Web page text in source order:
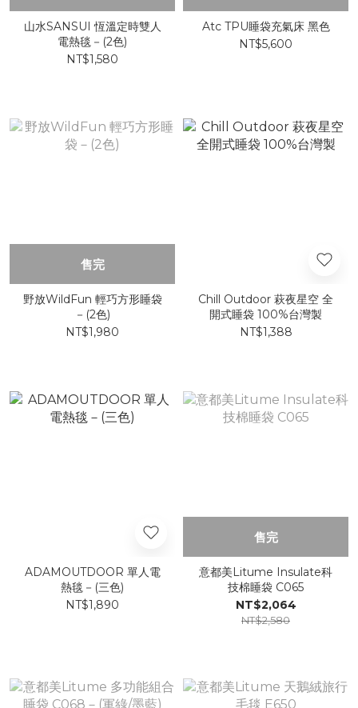
山水SANSUI 恆溫定時雙人
電熱毯－(2色)
NT$1,580
Atc TPU睡袋充氣床 黑色
NT$5,600
售完
野放WildFun 輕巧方形睡袋
－(2色)
NT$1,980
Chill Outdoor 萩夜星空 全
開式睡袋 100%台灣製
NT$1,388
ADAMOUTDOOR 單人電
熱毯－(三色)
NT$1,890
售完
意都美Litume Insulate科
技棉睡袋 C065
NT$2,064
NT$2,580